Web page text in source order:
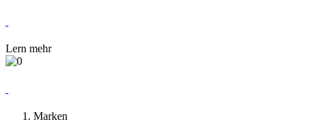
Lern mehr
Marken